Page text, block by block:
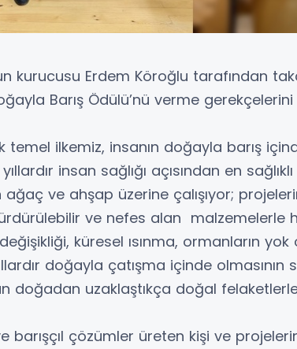
kurucusu Erdem Köroğlu tarafından
Barış Ödülü’nü verme gerekçelerini
ilkemiz, insanın doğayla barış
insan sağlığı açısından en sağlıklı
ve ahşap üzerine çalışıyor;
ve nefes alan malzemelerle
küresel ısınma, ormanların yok
doğayla çatışma içinde olmasının
doğadan uzaklaştıkça doğal
çözümler üreten kişi ve